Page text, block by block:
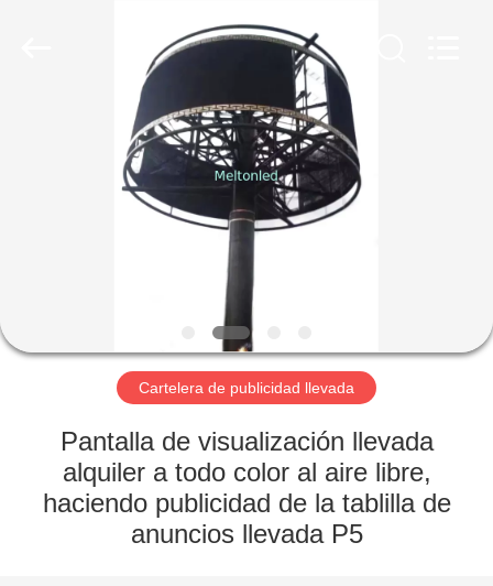
PRODUCTOS
VIAJE
FÁBRICA
CONTROL
Cartelera de publicidad llevada
Pantalla de visualización llevada
alquiler a todo color al aire libre,
haciendo publicidad de la tablilla de
anuncios llevada P5